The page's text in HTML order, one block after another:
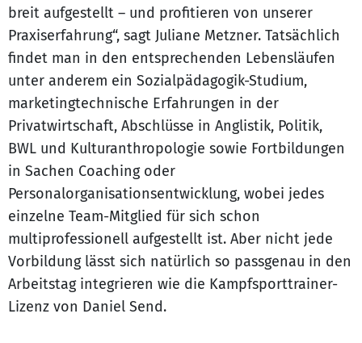
breit aufgestellt – und profitieren von unserer
Praxiserfahrung“, sagt Juliane Metzner. Tatsächlich
findet man in den entsprechenden Lebensläufen
unter anderem ein Sozialpädagogik-Studium,
marketingtechnische Erfahrungen in der
Privatwirtschaft, Abschlüsse in Anglistik, Politik,
BWL und Kulturanthropologie sowie Fortbildungen
in Sachen Coaching oder
Personalorganisationsentwicklung, wobei jedes
einzelne Team-Mitglied für sich schon
multiprofessionell aufgestellt ist. Aber nicht jede
Vorbildung lässt sich natürlich so passgenau in den
Arbeitstag integrieren wie die Kampfsporttrainer-
Lizenz von Daniel Send.